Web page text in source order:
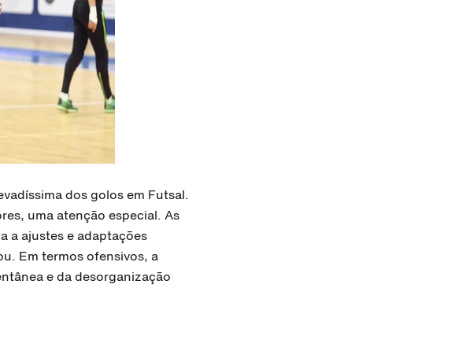
dos golos em Futsal.
uma atenção especial. As
a ajustes e adaptações
Em termos ofensivos, a
e da desorganização